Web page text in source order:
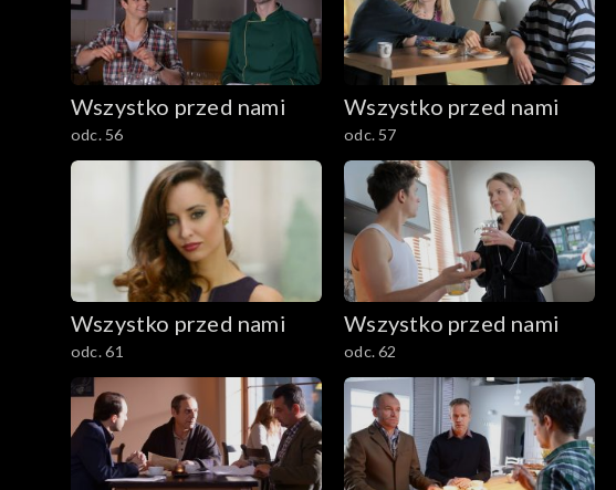
Wszystko przed nami
odc. 56
Wszystko przed nami
odc. 57
Wszystko przed nami
odc. 61
Wszystko przed nami
odc. 62